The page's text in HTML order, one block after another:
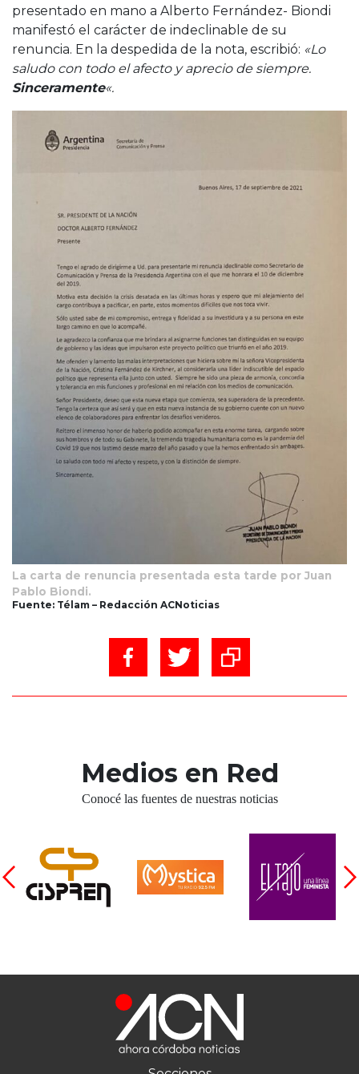
presentado en mano a Alberto Fernández- Biondi
manifestó el carácter de indeclinable de su
renuncia. En la despedida de la nota, escribió: «Lo
saludo con todo el afecto y aprecio de siempre.
Sinceramente«.
La carta de renuncia presentada esta tarde por Juan
Pablo Biondi.
Fuente: Télam – Redacción ACNoticias
Medios en Red
Conocé las fuentes de nuestras noticias